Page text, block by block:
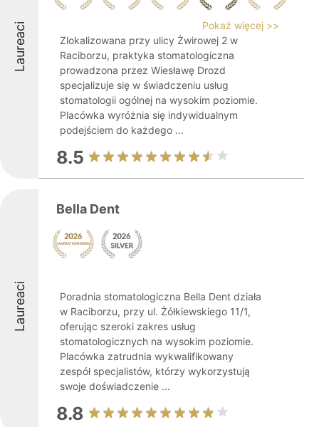
Laureaci
Pokaż więcej >>
Zlokalizowana przy ulicy Żwirowej 2 w
Raciborzu, praktyka stomatologiczna
prowadzona przez Wiesławę Drozd
specjalizuje się w świadczeniu usług
stomatologii ogólnej na wysokim poziomie.
Placówka wyróżnia się indywidualnym
podejściem do każdego ...
8.5
Laureaci
Bella Dent
Poradnia stomatologiczna Bella Dent działa
w Raciborzu, przy ul. Żółkiewskiego 11/1,
oferując szeroki zakres usług
stomatologicznych na wysokim poziomie.
Placówka zatrudnia wykwalifikowany
zespół specjalistów, którzy wykorzystują
swoje doświadczenie ...
8.8